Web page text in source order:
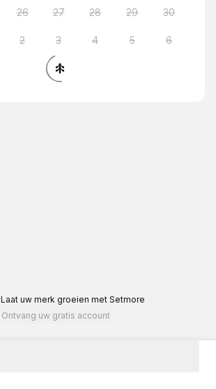
26 27 28 29 30
2 3 4 5 6
Laat uw merk groeien met Setmore
Ontvang uw gratis account